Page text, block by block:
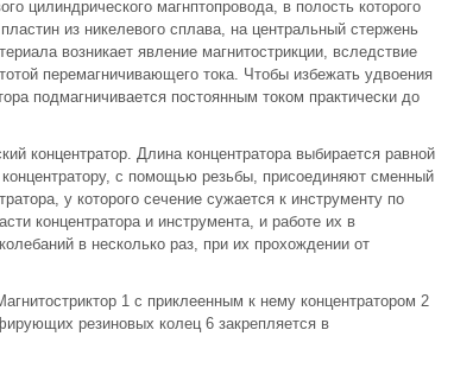
цилиндрического магнптопровода, в полость которого
из никелевого сплава, на центральный стержень
возникает явление магнитострикции, вследствие
перемагничивающего тока. Чтобы избежать удвоения
подмагничивается постоянным током практически до
концентратор. Длина концентратора выбирается равной
с помощью резьбы, присоединяют сменный
у которого сечение сужается к инструменту по
концентратора и инструмента, и работе их в
в несколько раз, при их прохождении от
1 с приклеенным к нему концентратором 2
резиновых колец 6 закрепляется в